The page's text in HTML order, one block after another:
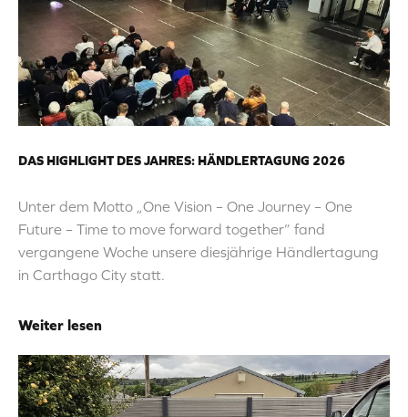
DAS HIGHLIGHT DES JAHRES: HÄNDLERTAGUNG 2026
Unter dem Motto „One Vision – One Journey – One
Future – Time to move forward together” fand
vergangene Woche unsere diesjährige Händlertagung
in Carthago City statt.
Weiter lesen